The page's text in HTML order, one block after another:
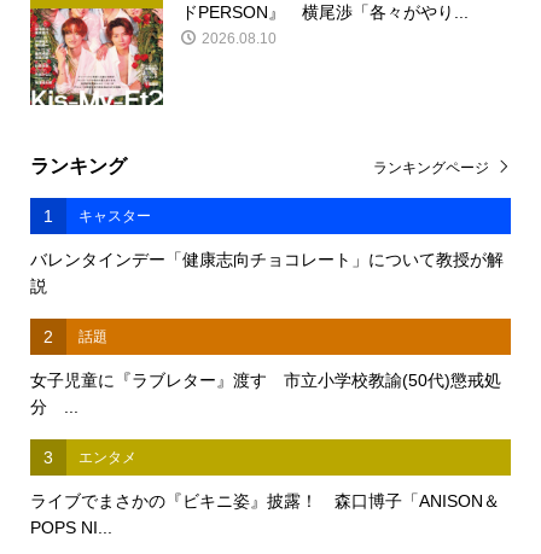
ドPERSON』 横尾渉「各々がやり...
2026.08.10
ランキング
1 キャスター
バレンタインデー「健康志向チョコレート」について教授が解
説
2 話題
女子児童に『ラブレター』渡す 市立小学校教諭(50代)懲戒処
分 ...
3 エンタメ
ライブでまさかの『ビキニ姿』披露！ 森口博子「ANISON＆
POPS NI...
ランキングページ